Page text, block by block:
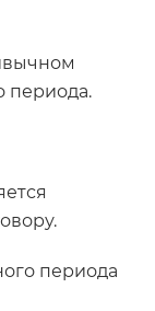
периода.
периода